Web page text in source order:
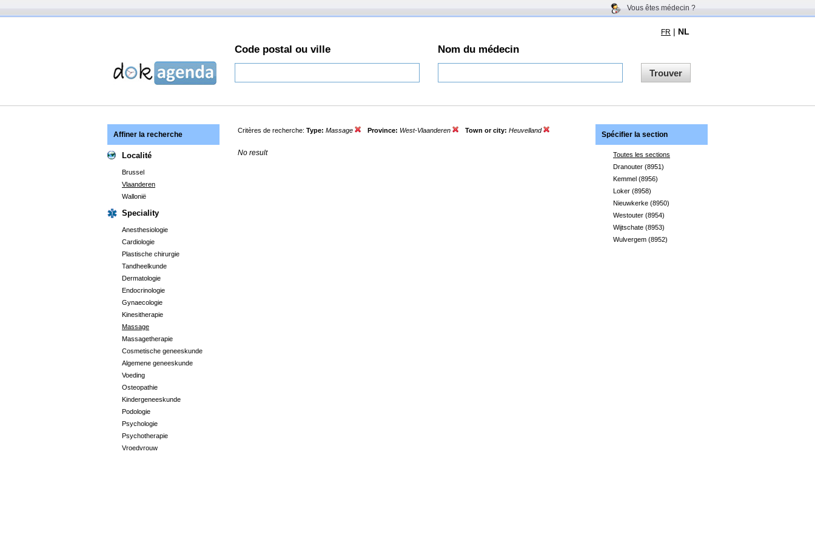
Vous êtes médecin ?
FR | NL
Code postal ou ville Nom du médecin
Trouver
Affiner la recherche
Localité
Brussel
Vlaanderen
Wallonië
Speciality
Anesthesiologie
Cardiologie
Plastische chirurgie
Tandheelkunde
Dermatologie
Endocrinologie
Gynaecologie
Kinesitherapie
Massage
Massagetherapie
Cosmetische geneeskunde
Algemene geneeskunde
Voeding
Osteopathie
Kindergeneeskunde
Podologie
Psychologie
Psychotherapie
Vroedvrouw
Critères de recherche: Type: Massage Province: West-Vlaanderen Town or city: Heuvelland
No result
Spécifier la section
Toutes les sections
Dranouter (8951)
Kemmel (8956)
Loker (8958)
Nieuwkerke (8950)
Westouter (8954)
Wijtschate (8953)
Wulvergem (8952)